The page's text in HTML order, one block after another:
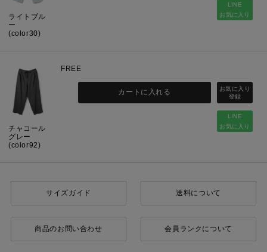
ライトブル
ー
(color30)
LINE
お気に入り
チャコール
グレー
(color92)
FREE
LINE
お気に入り
カートに入れる
サイズガイド 送料について
商品のお問い合わせ 会員ランクについて